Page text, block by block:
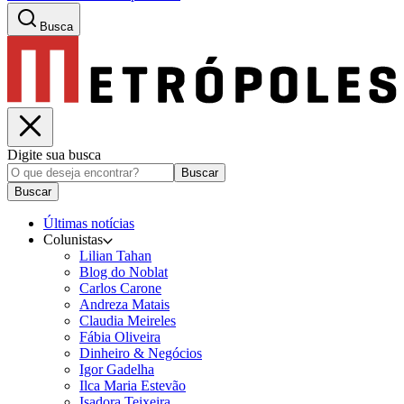
Busca
Digite sua busca
Buscar
Buscar
Últimas notícias
Colunistas
Lilian Tahan
Blog do Noblat
Carlos Carone
Andreza Matais
Claudia Meireles
Fábia Oliveira
Dinheiro & Negócios
Igor Gadelha
Ilca Maria Estevão